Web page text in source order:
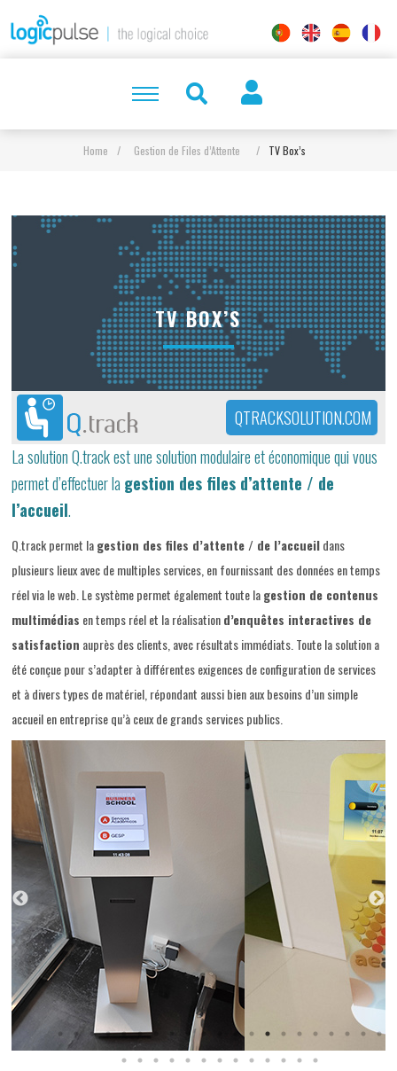
Home / Gestion de Files d’Attente / TV Box’s
TV BOX’S
QTRACKSOLUTION.COM
La solution Q.track est une solution modulaire et économique qui vous
permet d’effectuer la gestion des files d’attente / de
l’accueil.
Q.track permet lagestion des files d’attente / de l’accueildans
plusieurs lieux avec de multiples services, en fournissant des données en temps
réel via le web. Le système permet également toute lagestion de contenus
multimédias en temps réel et la réalisationd’enquêtes interactives de
satisfaction auprès des clients, avec résultats immédiats. Toute la solution a
été conçue pour s’adapter à différentes exigences de configuration de services
et à divers types de matériel, répondant aussi bien aux besoins d’un simple
accueil en entreprise qu’à ceux de grands services publics.